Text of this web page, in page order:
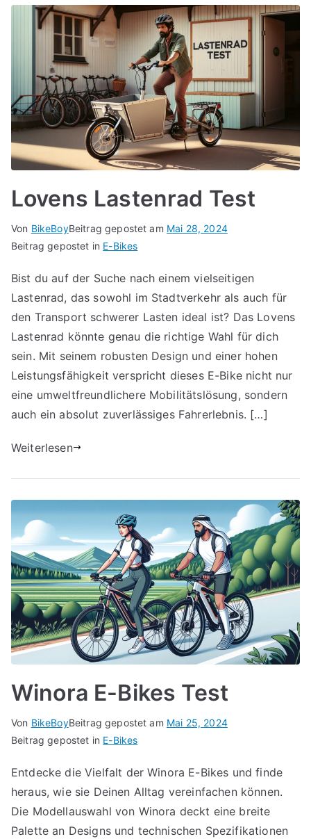
Lovens Lastenrad Test
Von BikeBoyBeitrag gepostet am Mai 28, 2024
Beitrag gepostet in E-Bikes
Bist du auf der Suche nach einem vielseitigen
Lastenrad, das sowohl im Stadtverkehr als auch für
den Transport schwerer Lasten ideal ist? Das Lovens
Lastenrad könnte genau die richtige Wahl für dich
sein. Mit seinem robusten Design und einer hohen
Leistungsfähigkeit verspricht dieses E-Bike nicht nur
eine umweltfreundlichere Mobilitätslösung, sondern
auch ein absolut zuverlässiges Fahrerlebnis. […]
Weiterlesen
Winora E-Bikes Test
Von BikeBoyBeitrag gepostet am Mai 25, 2024
Beitrag gepostet in E-Bikes
Entdecke die Vielfalt der Winora E-Bikes und finde
heraus, wie sie Deinen Alltag vereinfachen können.
Die Modellauswahl von Winora deckt eine breite
Palette an Designs und technischen Spezifikationen